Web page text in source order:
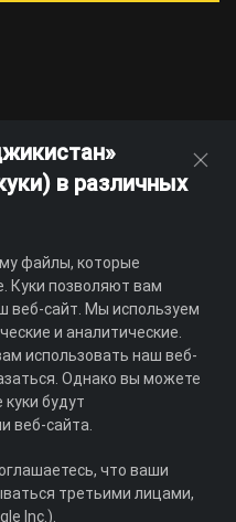
в различных
файлы, которые
Куки позволяют вам
веб-сайт. Мы используем
и аналитические.
использовать наш веб-
Однако вы можете
будут
веб-сайта.
что ваши
третьими лицами,
Inc.).